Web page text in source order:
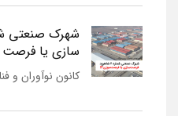
سازی یا
کانون نوآوران و